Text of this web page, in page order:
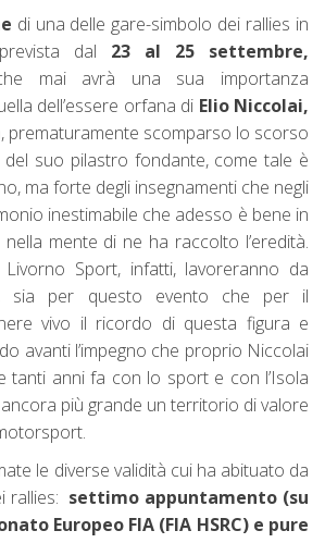
di una delle gare-simbolo dei rallies in
dal 23 al 25
settembre,
mai avrà una sua importanza
dell’essere orfana di Elio Niccolai,
prematuramente scomparso lo scorso
del suo pilastro fondante, come tale è
ma forte degli insegnamenti che negli
inestimabile che adesso è bene in
mente di ne ha raccolto l’eredità.
Sport, infatti, lavoreranno da
sia per questo evento che per il
vivo il ricordo di questa figura e
avanti l’impegno che proprio Niccolai
tanti anni fa con lo sport e con l’Isola
ancora più grande un territorio di valore
le diverse validità cui ha abituato da
rallies: settimo appuntamento (su
Europeo FIA (FIA HSRC) e pure